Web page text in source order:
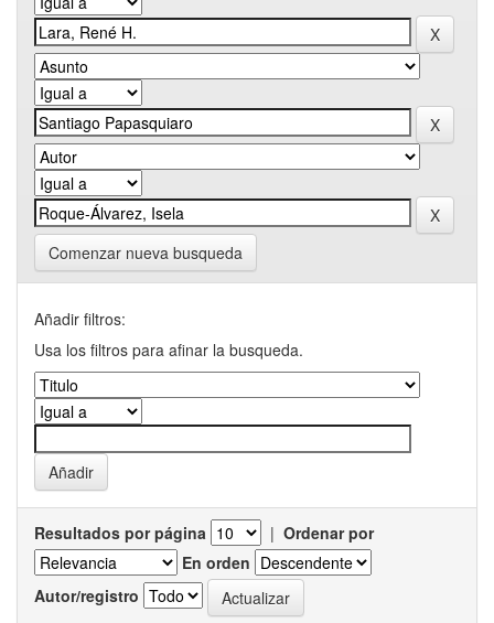
Comenzar nueva busqueda
Añadir filtros:
Usa los filtros para afinar la busqueda.
Resultados por página | Ordenar por
En orden
Autor/registro